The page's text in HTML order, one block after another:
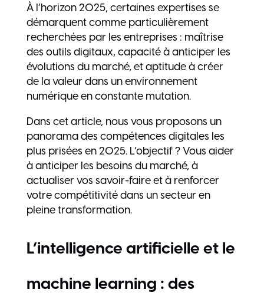
À l’horizon 2025, certaines expertises se
démarquent comme particulièrement
recherchées par les entreprises : maîtrise
des outils digitaux, capacité à anticiper les
évolutions du marché, et aptitude à créer
de la valeur dans un environnement
numérique en constante mutation.
Dans cet article, nous vous proposons un
panorama des compétences digitales les
plus prisées en 2025. L’objectif ? Vous aider
à anticiper les besoins du marché, à
actualiser vos savoir-faire et à renforcer
votre compétitivité dans un secteur en
pleine transformation.
L’intelligence artificielle et le
machine learning : des